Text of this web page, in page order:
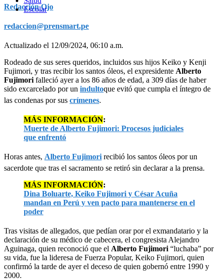
Escolar
Redacción Ojo
redaccion@prensmart.pe
Actualizado el 12/09/2024, 06:10 a.m.
Rodeado de sus seres queridos, incluidos sus hijos Keiko y Kenji
Fujimori, y tras recibir los santos óleos, el expresidente Alberto
Fujimori falleció ayer a los 86 años de edad, a 309 días de haber
sido excarcelado por un indultoque evitó que cumpla el íntegro de
las condenas por sus crímenes.
MÁS INFORMACIÓN:
Muerte de Alberto Fujimori: Procesos judiciales
que enfrentó
Horas antes, Alberto Fujimori recibió los santos óleos por un
sacerdote que tras el sacramento se retiró sin declarar a la prensa.
MÁS INFORMACIÓN:
Dina Boluarte, Keiko Fujimori y César Acuña
mandan en Perú y ven pacto para mantenerse en el
poder
Tras visitas de allegados, que pedían orar por el exmandatario y la
declaración de su médico de cabecera, el congresista Alejandro
Aguinaga, quien reconoció que el Alberto Fujimori “luchaba” por
su vida, fue la lideresa de Fuerza Popular, Keiko Fujimori, quien
confirmó la tarde de ayer el deceso de quien gobernó entre 1990 y
2000.